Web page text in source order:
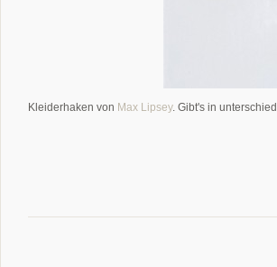
Kleiderhaken von Max Lipsey. Gibt's in